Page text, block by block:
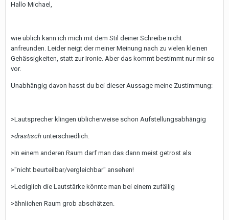
Hallo Michael,
wie üblich kann ich mich mit dem Stil deiner Schreibe nicht
anfreunden. Leider neigt der meiner Meinung nach zu vielen kleinen
Gehässigkeiten, statt zur Ironie. Aber das kommt bestimmt nur mir so
vor.
Unabhängig davon hasst du bei dieser Aussage meine Zustimmung:
>Lautsprecher klingen üblicherweise schon Aufstellungsabhängig
>drastisch unterschiedlich.
>In einem anderen Raum darf man das dann meist getrost als
>"nicht beurteilbar/vergleichbar" ansehen!
>Lediglich die Lautstärke könnte man bei einem zufällig
>ähnlichen Raum grob abschätzen.